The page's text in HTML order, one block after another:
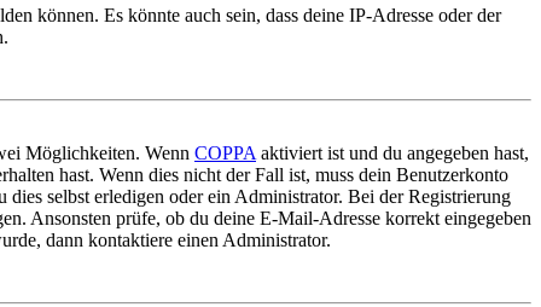
können. Es könnte auch sein, dass deine IP-Adresse oder der
Möglichkeiten. Wenn COPPA aktiviert ist und du angegeben hast,
hast. Wenn dies nicht der Fall ist, muss dein Benutzerkonto
selbst erledigen oder ein Administrator. Bei der Registrierung
Ansonsten prüfe, ob du deine E-Mail-Adresse korrekt eingegeben
dann kontaktiere einen Administrator.